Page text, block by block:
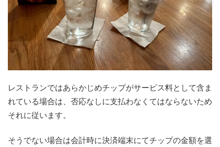
レストランではあらかじめチップがサービス料として含ま
れている場合は、否応なしに支払わなくてはならないため
それに従います。
そうでない場合は会計時に決済端末にてチップの金額を選